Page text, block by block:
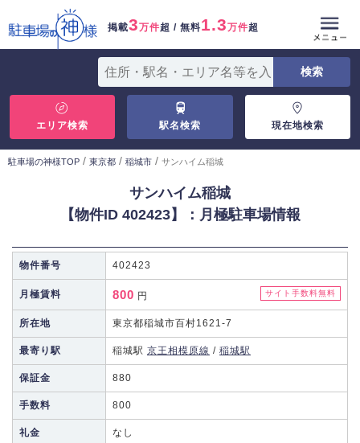
掲載3万件超 / 無料1.3万件超
エリア検索 駅名検索 現在地検索
駐車場の神様TOP / 東京都 / 稲城市 / サンハイム稲城
サンハイム稲城
【物件ID 402423】：月極駐車場情報
物件番号 402423
月極賃料 サイト手数料無料
800 円
所在地 東京都稲城市百村1621-7
最寄り駅 稲城駅 京王相模原線 / 稲城駅
保証金 880
手数料 800
礼金 なし